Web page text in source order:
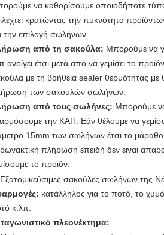
να καθορίσουμε οποιοδήποτε
κρατώντας την πυκνότητα
την επιλογή σωλήνων.
από τη σακούλα: Μπορούμε να
ανοίγει έτσι μετά από να γεμίσει το
με τη βοήθεια sealer θερμότητας με
των σακουλών σωλήνων.
από τους σωλήνες: Μπορούμε
την ΚΑΠ. Εάν θέλουμε να
15mm των σωλήνων έτσι το
πλήρωση επειδή δεν ειναι
το προϊόν.
κατάλληλος για το ποτό, το
κ.λπ.
πλεονέκτημα: